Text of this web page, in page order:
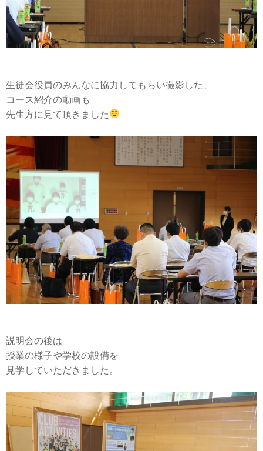
生徒会役員のみんなに協力してもらい撮影した、
コース紹介の動画も
先生方に見て頂きました
説明会の後は
授業の様子や学校の設備を
見学していただきました。